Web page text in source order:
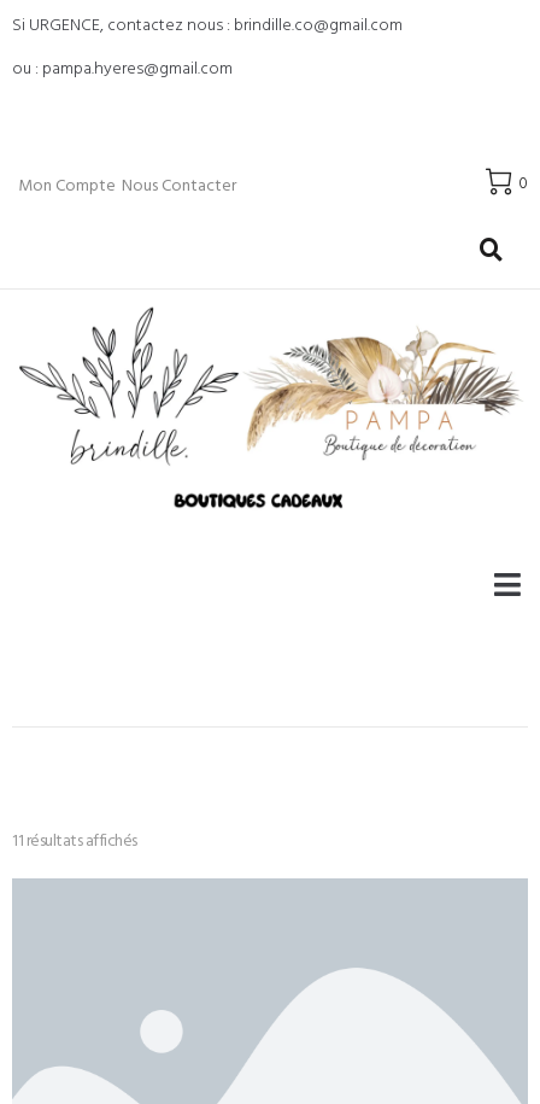
Si URGENCE, contactez nous : brindille.co@gmail.com
ou : pampa.hyeres@gmail.com
Mon Compte Nous Contacter 0
11 résultats affichés